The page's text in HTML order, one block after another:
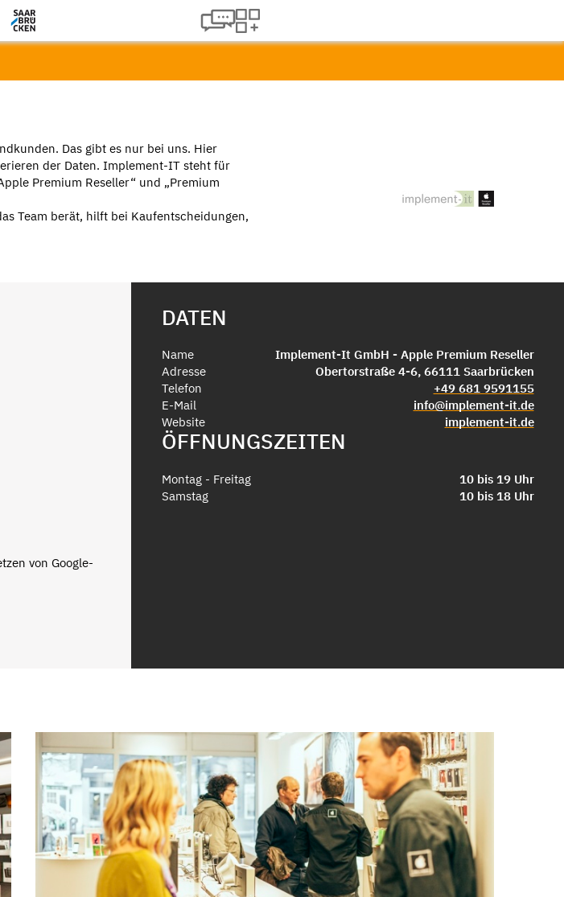
Das gibt es nur bei uns. Hier
der Daten. Implement-IT steht für
Premium Reseller“ und „Premium
Team berät, hilft bei Kaufentscheidungen,
von Google-
DATEN
Name
Implement-It GmbH - Apple Premium Reseller
Adresse
Obertorstraße 4-6, 66111 Saarbrücken
Telefon
+49 681 9591155
E-Mail
info@implement-it.de
Website
implement-it.de
ÖFFNUNGSZEITEN
Montag - Freitag
10 bis 19 Uhr
Samstag
10 bis 18 Uhr